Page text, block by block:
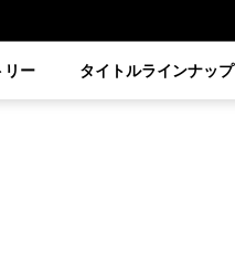
リー タイトルラインナップ